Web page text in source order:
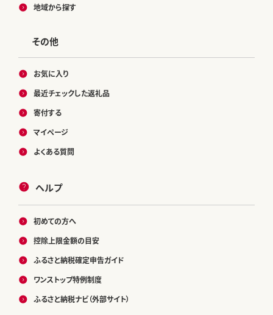
地域から探す
その他
お気に入り
最近チェックした返礼品
寄付する
マイページ
よくある質問
ヘルプ
初めての方へ
控除上限金額の目安
ふるさと納税確定申告ガイド
ワンストップ特例制度
ふるさと納税ナビ（外部サイト）